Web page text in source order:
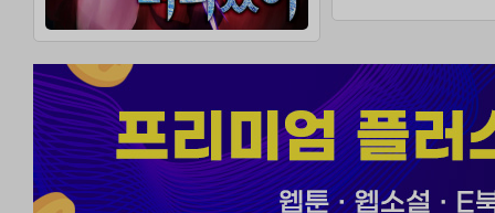
온갖 고난을 이
드러난 거대한
대한민국을 넘